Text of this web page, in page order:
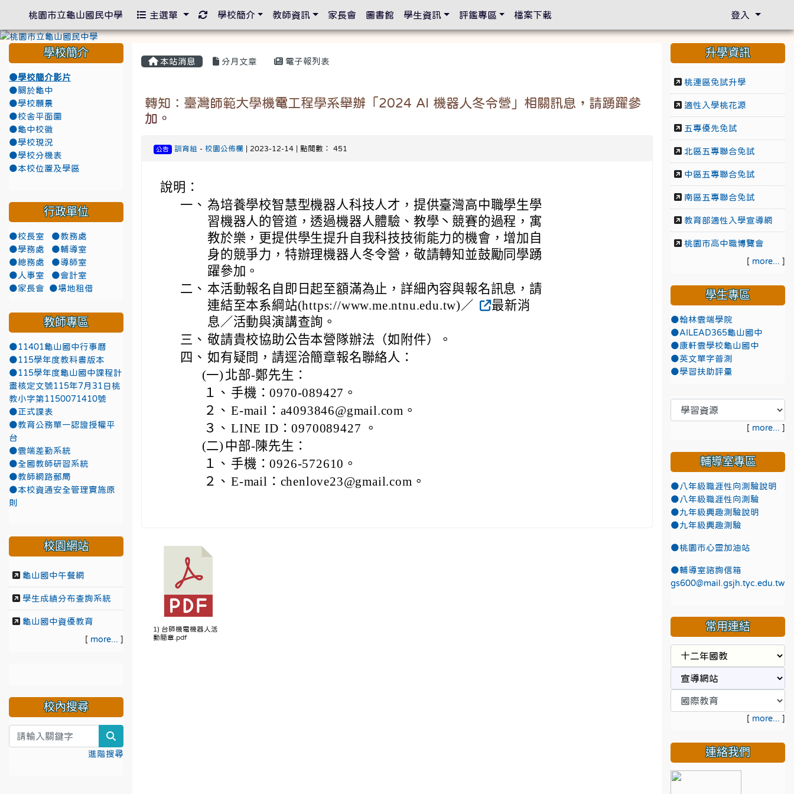
本站消息 分月文章 電子報列表
轉知：臺灣師範大學機電工程學系舉辦「2024 AI 機器人冬令營」相關訊息，請踴躍參
加。
公告 訓育組 - 校園公佈欄 | 2023-12-14 | 點閱數： 451
說明：
一、 為培養學校智慧型機器人科技人才，提供臺灣高中職學生學
習機器人的管道，透過機器人體驗、教學丶競賽的過程，寓
教於樂，更提供學生提升自我科技技術能力的機會，增加自
身的競爭力，特辦理機器人冬令營，敬請轉知並鼓勵同學踴
躍參加。
二、 本活動報名自即日起至額滿為止，詳細內容與報名訊息，請
連結至本系綱站(https://www.me.ntnu.edu.tw)／
最新消
息／活動與演講查詢。
三、 敬請貴校協助公告本營隊辦法（如附件）。
四、 如有疑問，請逕洽簡章報名聯絡人：
(一) 北部-鄭先生：
１、 手機：0970-089427。
２、 E-mail：a4093846@gmail.com。
３、 LINE ID：0970089427 。
(二) 中部-陳先生：
１、 手機：0926-572610。
２、 E-mail：chenlove23@gmail.com。
1) 台師機電機器人活
動簡章.pdf
學校簡介
●學校簡介影片
●關於龜中
●學校願景
●校舍平面圖
●龜中校徽
●學校現況
●學校分機表
●本校位置及學區
行政單位
●校長室
●教務處
●學務處
●輔導室
●總務處
●導師室
●人事室
●會計室
●家長會
●場地租借
教師專區
●11401龜山國中行事曆
●115學年度教科書版本
●115學年度龜山國中課程計
畫核定文號115年7月31日桃
教小字第1150071410號
●正式課表
●教育公務單一認證授權平
台
●雲端差勤系統
●全國教師研習系統
●教師網路郵局
●本校資通安全管理實施原
則
校園網站
龜山國中午餐網
學生成績分布查詢系統
龜山國中資優教育
[ more... ]
校內搜尋
進階搜尋
升學資訊
桃連區免試升學
適性入學桃花源
五專優先免試
北區五專聯合免試
中區五專聯合免試
南區五專聯合免試
教育部適性入學宣導網
桃園市高中職博覽會
[ more... ]
學生專區
●翰林雲端學院
●AILEAD365龜山國中
●康軒雲學校龜山國中
●英文單字普測
●學習扶助評量
[ more... ]
輔導室專區
●八年級職涯性向測驗說明
●八年級職涯性向測驗
●九年級興趣測驗說明
●九年級興趣測驗
●桃園市心靈加油站
●輔導室諮詢信箱
gs600@mail.gsjh.tyc.edu.tw
常用連結
[ more... ]
連絡我們
桃園市立龜山國民中學 主選單 重新取得佈景設定
學校簡介 教師資訊 家長會 圖書館 學生資訊 評鑑專區 檔案下載 登入